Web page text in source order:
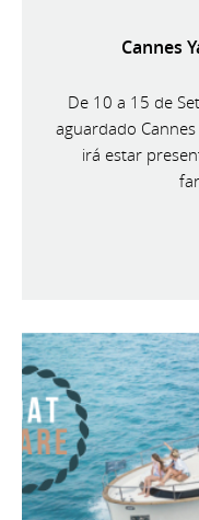
Cannes
De 10 a 15 de
aguardado
irá estar